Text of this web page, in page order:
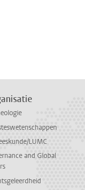
LUMC
and Global